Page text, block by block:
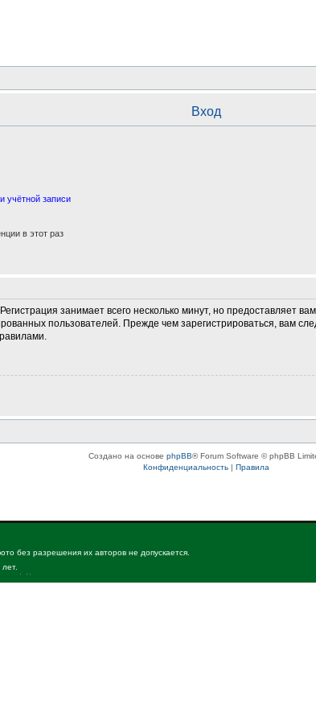
Вход
учётной записи
в этот раз
занимает всего несколько минут, но предоставляет
пользователей. Прежде чем зарегистрироваться, вам
Создано на основеphpBB® Forum Software © phpBB
Конфиденциальность |Правила
без разрешения их авторов не допускается.